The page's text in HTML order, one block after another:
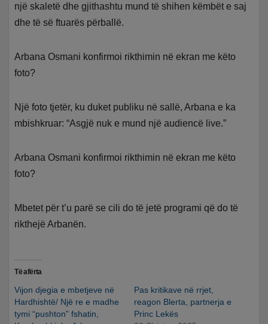
një skaletë dhe gjithashtu mund të shihen këmbët e saj
dhe të së ftuarës përballë.
Arbana Osmani konfirmoi rikthimin në ekran me këto
foto?
Një foto tjetër, ku duket publiku në sallë, Arbana e ka
mbishkruar: “Asgjë nuk e mund një audiencë live.”
Arbana Osmani konfirmoi rikthimin në ekran me këto
foto?
Mbetet për t’u parë se cili do të jetë programi që do të
rikthejë Arbanën.
Të afërta
Vijon djegia e mbetjeve në
Hardhishtë/ Një re e madhe
tymi “pushton” fshatin,
Pas kritikave në rrjet,
reagon Blerta, partnerja e
Princ Lekës